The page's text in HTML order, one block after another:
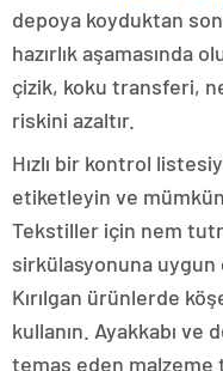
depoya koyduktan
hazırlık aşamasında
çizik, koku transferi,
riskini azaltır.
Hızlı bir kontrol
etiketleyin ve
Tekstiller için nem
sirkülasyonuna
Kırılgan ürünlerde
kullanın. Ayakkabı ve
temas eden